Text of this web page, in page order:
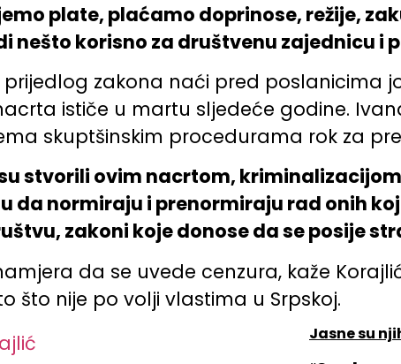
plate, plaćamo doprinose, režije,
nešto korisno za društvenu zajednicu i
zakona naći pred poslanicima
ističe u martu sljedeće godine.
skuptšinskim procedurama rok za
stvorili ovim nacrtom,
da normiraju i prenormiraju rad onih
zakoni koje donose da se posije
da se uvede cenzura, kaže
što nije po volji vlastima u Srpskoj.
Jasne su